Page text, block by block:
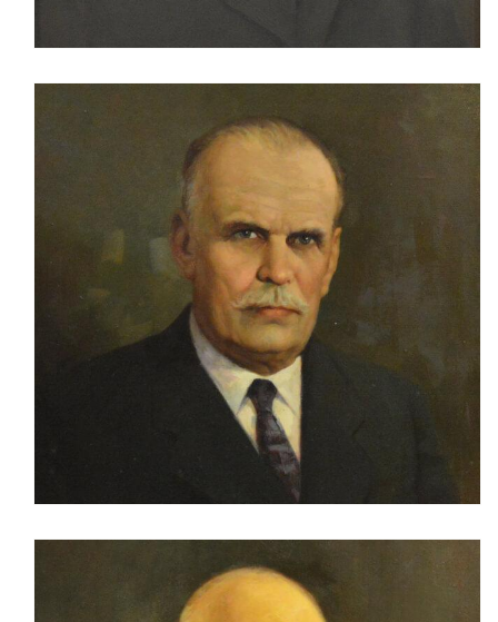
Портрет А.А. Барышева
Портрет А.А. Барышева 1972 г. Холст, масло 80х60